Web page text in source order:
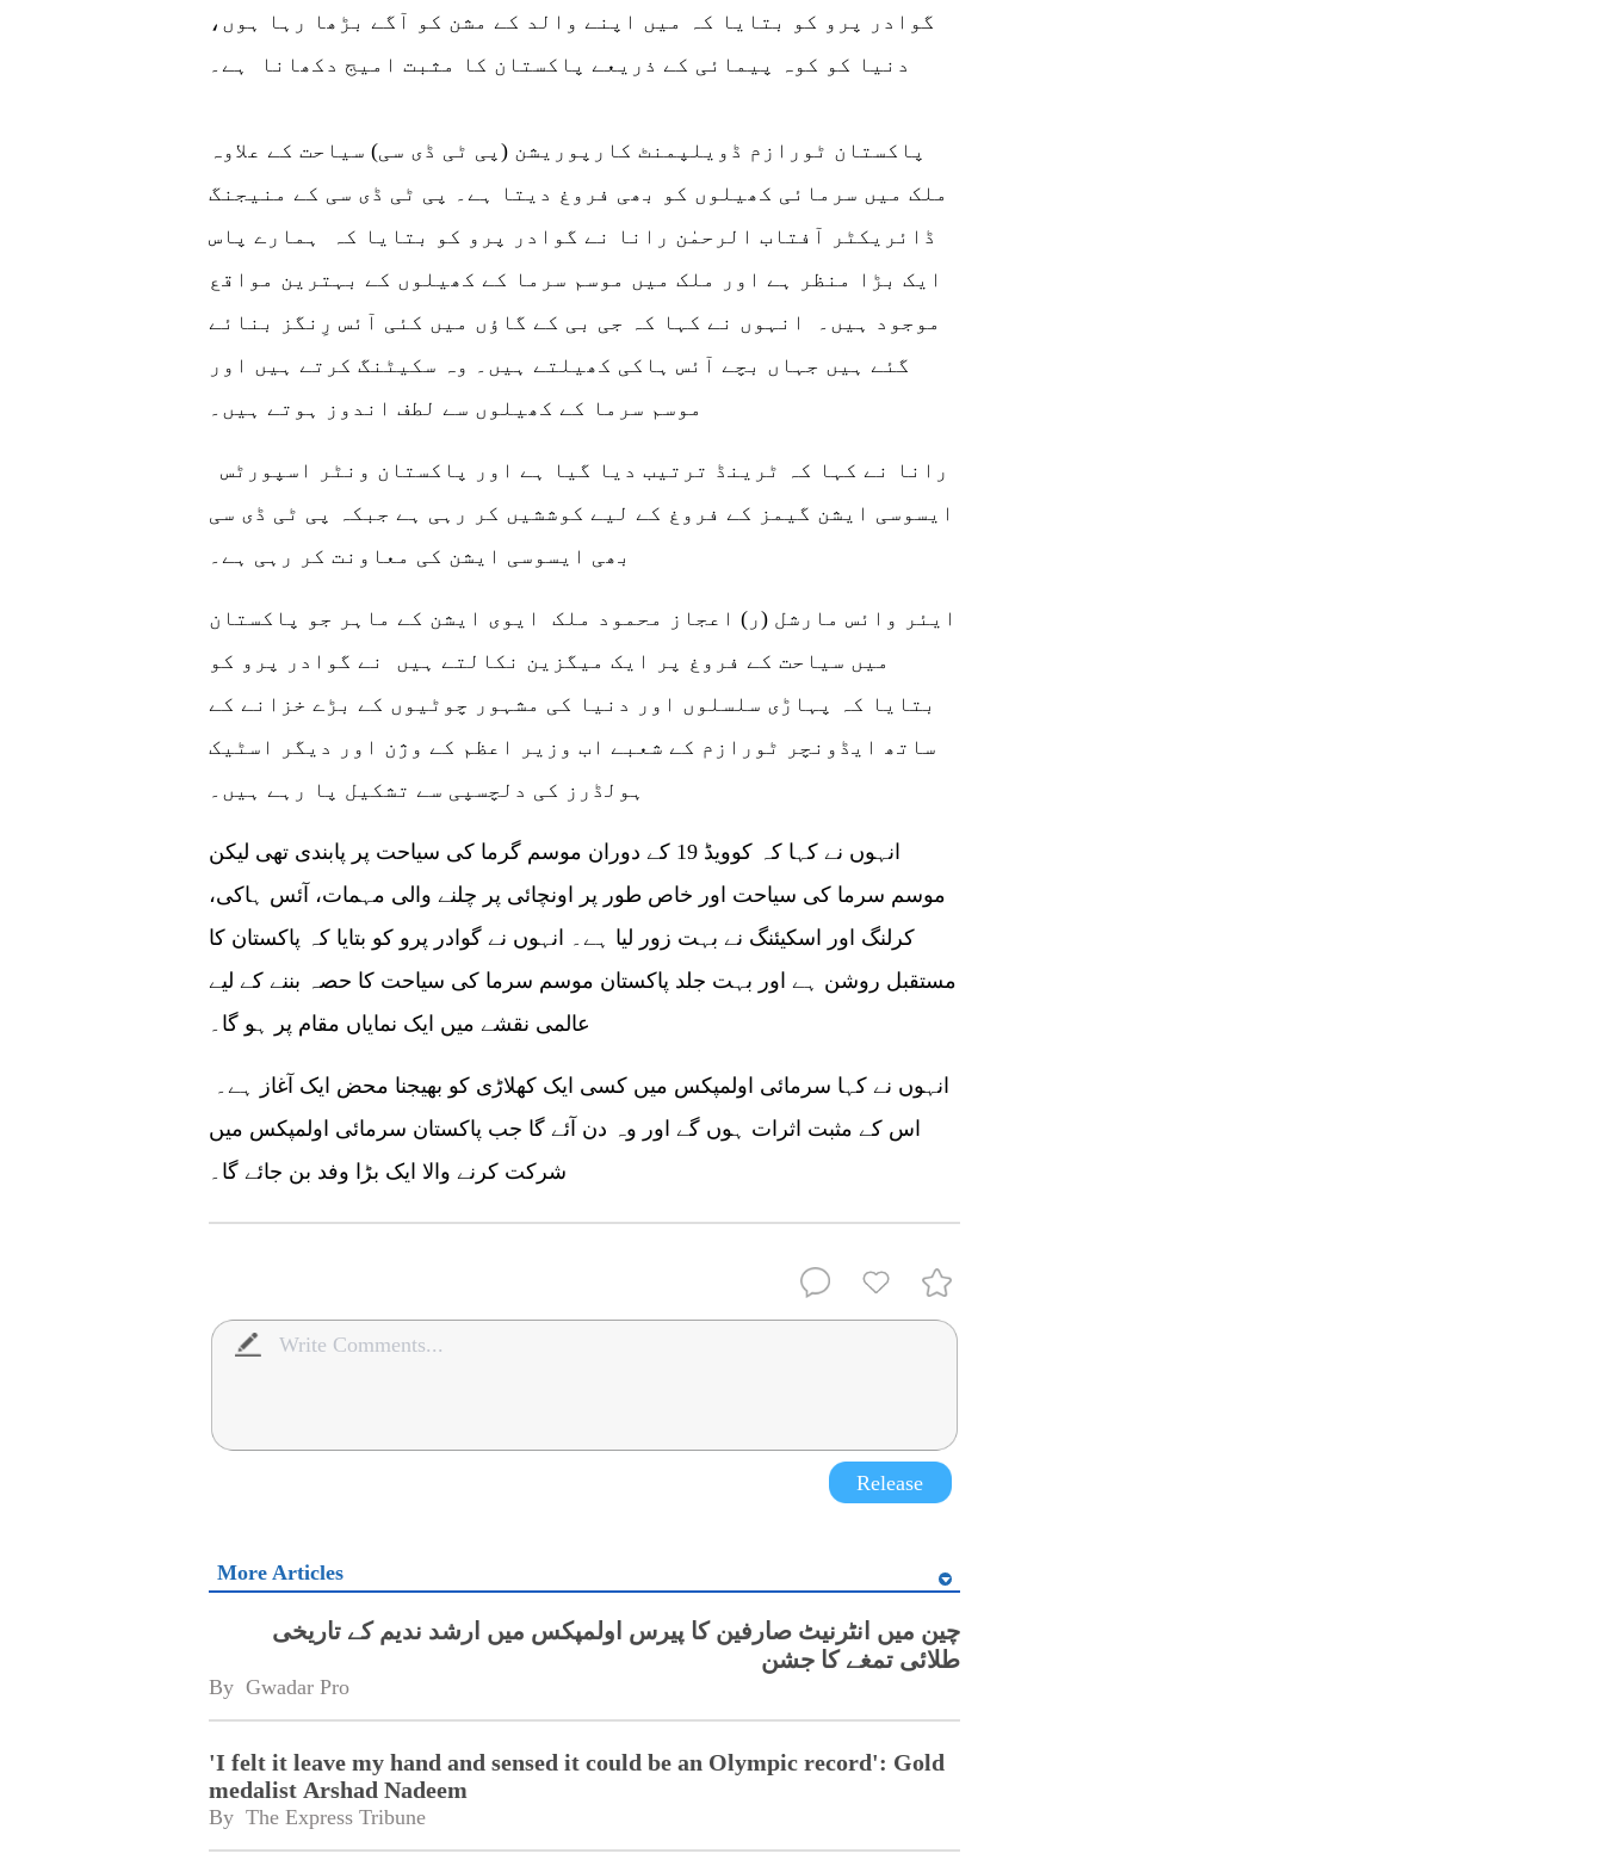
گوادر پرو کو بتایا کہ میں اپنے والد کے مشن کو آگے بڑھا رہا ہوں،
دنیا کو کوہ پیمائی کے ذریعے پاکستان کا مثبت امیج دکھانا ہے۔
پاکستان ٹورازم ڈویلپمنٹ کارپوریشن (پی ٹی ڈی سی) سیاحت کے علاوہ
ملک میں سرمائی کھیلوں کو بھی فروغ دیتا ہے۔ پی ٹی ڈی سی کے منیجنگ
ڈائریکٹر آفتاب الرحمٰن رانا نے گوادر پرو کو بتایا کہ ہمارے پاس
ایک بڑا منظر ہے اور ملک میں موسم سرما کے کھیلوں کے بہترین مواقع
موجود ہیں۔ انہوں نے کہا کہ جی بی کے گاؤں میں کئی آئس رِنگز بنائے
گئے ہیں جہاں بچے آئس ہاکی کھیلتے ہیں۔ وہ سکیٹنگ کرتے ہیں اور
موسم سرما کے کھیلوں سے لطف اندوز ہوتے ہیں۔
ایسوسی ایشن گیمز کے فروغ کے لیے کوششیں کر رہی ہے جبکہ پی ٹی ڈی سی
بھی ایسوسی ایشن کی معاونت کر رہی ہے۔
ایئر وائس مارشل (ر) اعجاز محمود ملک ایوی ایشن کے ماہر جو پاکستان
میں سیاحت کے فروغ پر ایک میگزین نکالتے ہیں نے گوادر پرو کو
بتایا کہ پہاڑی سلسلوں اور دنیا کی مشہور چوٹیوں کے بڑے خزانے کے
ساتھ ایڈونچر ٹورازم کے شعبے اب وزیر اعظم کے وژن اور دیگر اسٹیک
ہولڈرز کی دلچسپی سے تشکیل پا رہے ہیں۔
انہوں نے کہا کہ کوویڈ 19 کے دوران موسم گرما کی سیاحت پر پابندی تھی لیکن
موسم سرما کی سیاحت اور خاص طور پر اونچائی پر چلنے والی مہمات، آئس ہاکی،
کرلنگ اور اسکیئنگ نے بہت زور لیا ہے۔ انہوں نے گوادر پرو کو بتایا کہ پاکستان کا
مستقبل روشن ہے اور بہت جلد پاکستان موسم سرما کی سیاحت کا حصہ بننے کے لیے
اس کے مثبت اثرات ہوں گے اور وہ دن آئے گا جب پاکستان سرمائی اولمپکس میں
شرکت کرنے والا ایک بڑا وفد بن جائے گا۔
Release
More Articles
چین میں انٹرنیٹ صارفین کا پیرس اولمپکس میں ارشد ندیم کے تاریخی
طلائی تمغے کا جشن
By Gwadar Pro
'I felt it leave my hand and sensed it could be an Olympic record': Gold
medalist Arshad Nadeem
By The Express Tribune